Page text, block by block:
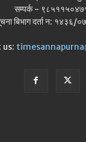
सम्पर्क -
बिभाग दर्ता न: १४३६/